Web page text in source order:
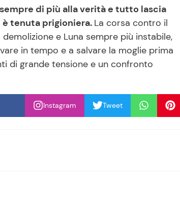
di più alla verità e tutto lascia
è tenuta prigioniera. La corsa contro il
e Luna sempre più instabile,
in tempo e a salvare la moglie prima
di grande tensione e un confronto
Instagram Tweet